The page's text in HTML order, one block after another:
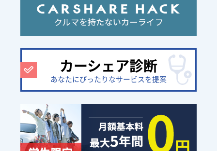
カーシェア診断
あなたにぴったりなサービスを提案